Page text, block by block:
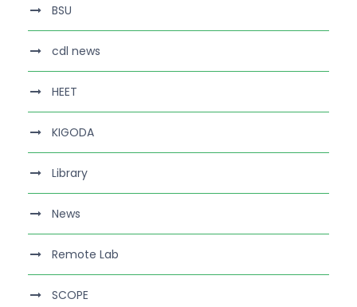
BSU
cdl news
HEET
KIGODA
Library
News
Remote Lab
SCOPE